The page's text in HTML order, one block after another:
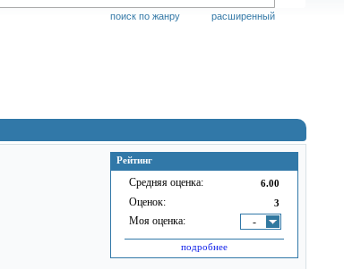
расширенный
поиск по жанру
Рейтинг
Средняя оценка: 6.00
Оценок: 3
Моя оценка: -
подробнее